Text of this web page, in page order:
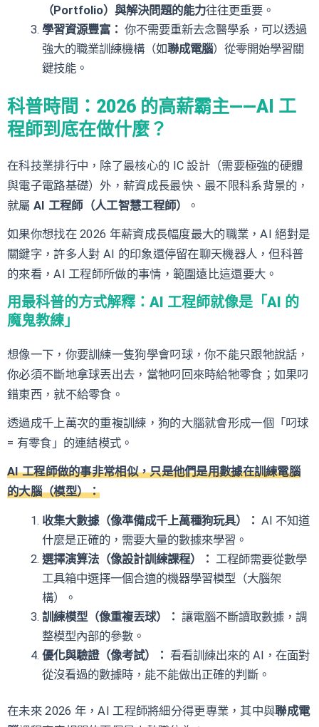
（Portfolio）與解決問題的能力往往更重要。
學習資源豐富： 你不需要重新去念醫學系，可以透過
強大的職業訓練機構（如聯成電腦）從零開始學習關
鍵技能。
科普時間：2026 的高薪霸主——AI 工
程師到底在做什麼？
在科技業排行中，除了最核心的 IC 設計（需要極強的硬體
與電子電路基礎）外，薪資成長最快、最不限科系背景的，
就屬 AI 工程師（人工智慧工程師） 。
如果你想找在 2026 年薪資成長幅度最大的職業，AI 絕對是
關鍵字，許多人對 AI 的印象還停留在聊天機器人，但科普
的來看，AI 工程師所做的事情，範圍遠比這還要大。
用最科普的方式解釋：AI 工程師就像是「AI 的
魔鬼教練」
想像一下，你要訓練一隻狗學會叼球，你不能只跟牠說話，
你必須不斷地拿球丟出去，當牠叼回來時給牠零食；如果叼
錯東西，就不給零食。
透過成千上萬次的重複訓練，狗的大腦就會形成一個「叼球
= 有零食」的連結模式。
AI 工程師做的事非常相似，只是他們是用數據在訓練電腦
的大腦（模型）：
收集大數據（像準備成千上萬種狗玩具）： AI 不知道
什麼是正確的，需要大量的數據來學習。
選擇演算法（像設計訓練課程）： 工程師需要從數學
工具箱中選擇一個合適的機器學習模型（大腦架
構）。
訓練模型（像重複丟球）： 讓電腦不斷讀取數據，調
整模型內部的參數。
優化與驗證（像考試）： 看看訓練出來的 AI，在面對
從沒看過的數據時，能不能做出正確的判斷。
在未來 2026 年，AI 工程師將細分得更專業，其中與聯成電